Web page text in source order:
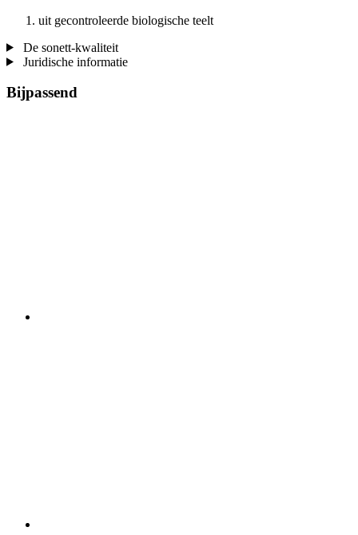
uit gecontroleerde biologische teelt
De sonett-kwaliteit
Juridische informatie
Bijpassend